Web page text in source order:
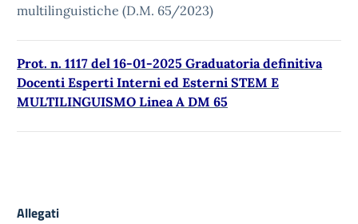
multilinguistiche (D.M. 65/2023)
Prot. n. 1117 del 16-01-2025 Graduatoria definitiva
Docenti Esperti Interni ed Esterni STEM E
MULTILINGUISMO Linea A DM 65
Allegati